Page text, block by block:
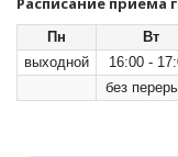
Пн Вт
выходной
16:00 -
без